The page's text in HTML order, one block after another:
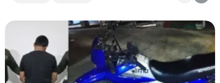
Compartir Noticia